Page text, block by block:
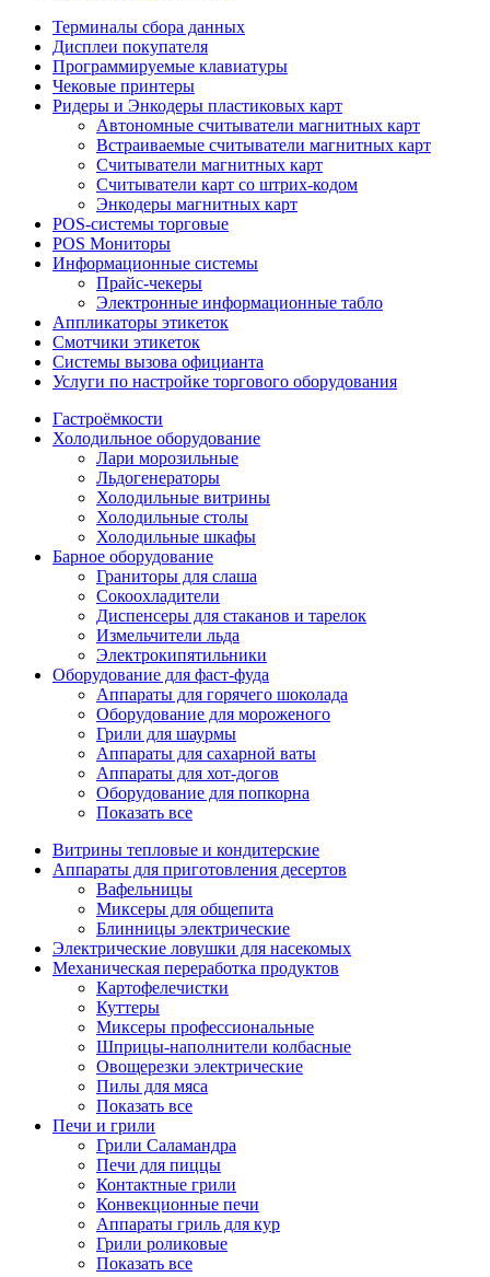
Терминалы сбора данных
Дисплеи покупателя
Программируемые клавиатуры
Чековые принтеры
Ридеры и Энкодеры пластиковых карт
Автономные считыватели магнитных карт
Встраиваемые считыватели магнитных карт
Считыватели магнитных карт
Считыватели карт со штрих-кодом
Энкодеры магнитных карт
POS-системы торговые
POS Мониторы
Информационные системы
Прайс-чекеры
Электронные информационные табло
Аппликаторы этикеток
Смотчики этикеток
Системы вызова официанта
Услуги по настройке торгового оборудования
Гастроёмкости
Холодильное оборудование
Лари морозильные
Льдогенераторы
Холодильные витрины
Холодильные столы
Холодильные шкафы
Барное оборудование
Граниторы для слаша
Сокоохладители
Диспенсеры для стаканов и тарелок
Измельчители льда
Электрокипятильники
Оборудование для фаст-фуда
Аппараты для горячего шоколада
Оборудование для мороженого
Грили для шаурмы
Аппараты для сахарной ваты
Аппараты для хот-догов
Оборудование для попкорна
Показать все
Витрины тепловые и кондитерские
Аппараты для приготовления десертов
Вафельницы
Миксеры для общепита
Блинницы электрические
Электрические ловушки для насекомых
Механическая переработка продуктов
Картофелечистки
Куттеры
Миксеры профессиональные
Шприцы-наполнители колбасные
Овощерезки электрические
Пилы для мяса
Показать все
Печи и грили
Грили Саламандра
Печи для пиццы
Контактные грили
Конвекционные печи
Аппараты гриль для кур
Грили роликовые
Показать все